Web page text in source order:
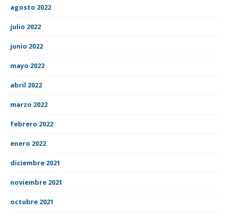
agosto 2022
julio 2022
junio 2022
mayo 2022
abril 2022
marzo 2022
febrero 2022
enero 2022
diciembre 2021
noviembre 2021
octubre 2021